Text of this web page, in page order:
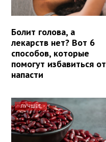
Болит голова, а
лекарств нет? Вот 6
способов, которые
помогут избавиться от
напасти
ЛУЧШЕЕ